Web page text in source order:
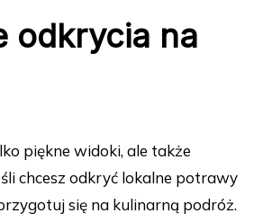
odkrycia na
piękne widoki, ale także
chcesz odkryć lokalne potrawy
się na kulinarną podróż.